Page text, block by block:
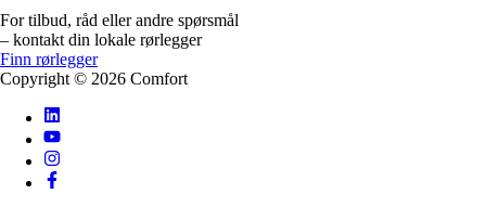
For tilbud, råd eller andre spørsmål
– kontakt din lokale rørlegger
Finn rørlegger
Copyright © 2026 Comfort